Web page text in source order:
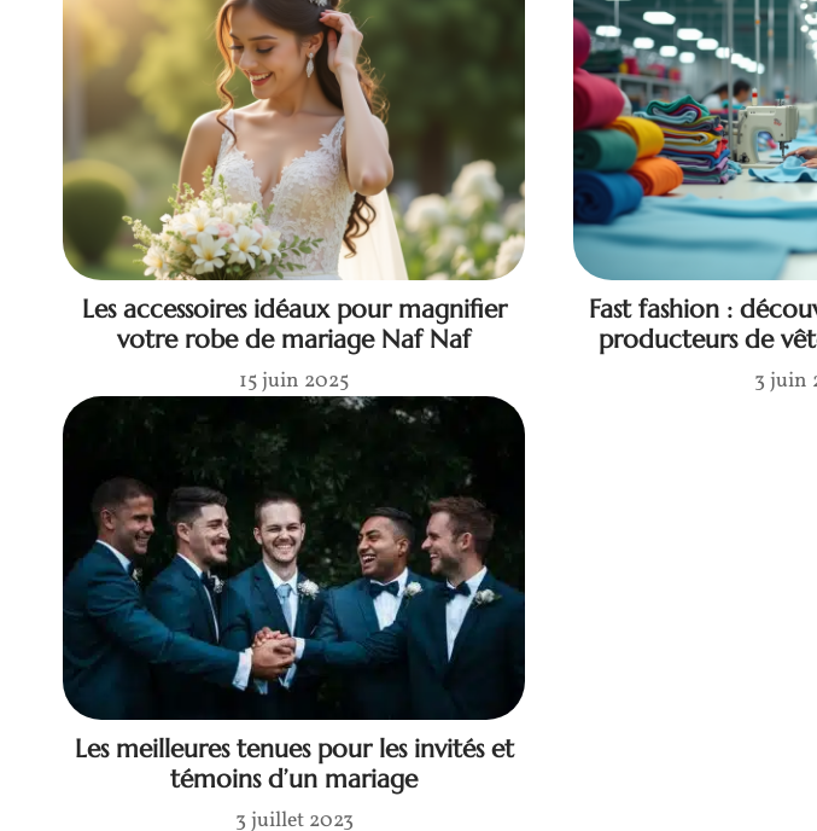
Les accessoires idéaux pour magnifier
votre robe de mariage Naf Naf
15 juin 2025
Fast fashion :
producteurs de
3 juin
Les meilleures tenues pour les invités et
témoins d’un mariage
3 juillet 2023